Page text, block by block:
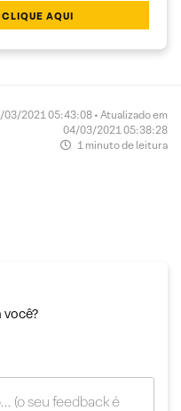
CLIQUE AQUI
03/2021 05:43:08 • Atualizado em
04/03/2021 05:38:28
1 minuto de leitura
você?